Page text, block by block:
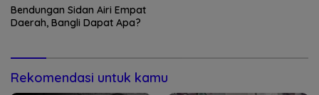
Bendungan Sidan Airi Empat
Daerah, Bangli Dapat Apa?
Rekomendasi untuk kamu